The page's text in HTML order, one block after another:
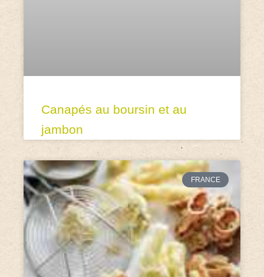
Canapés au boursin et au
jambon
FRANCE